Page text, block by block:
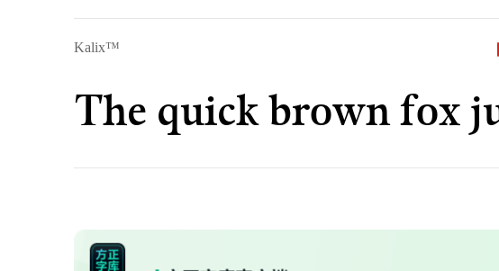
Kalix™
The quick brown fox